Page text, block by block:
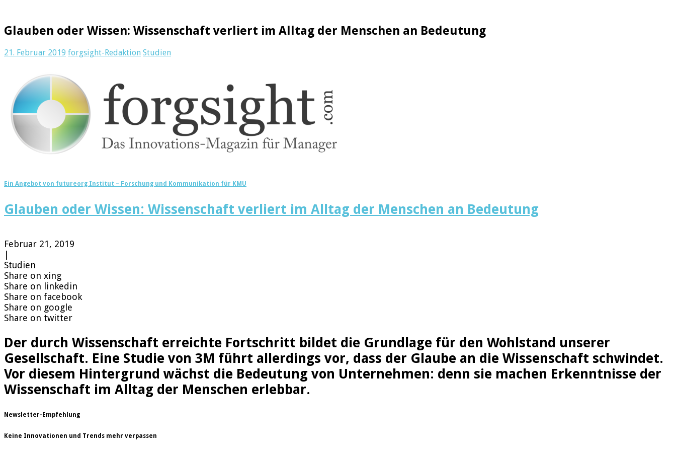
Glauben oder Wissen: Wissenschaft verliert im Alltag der Menschen an Bedeutung
21. Februar 2019 forgsight-Redaktion Studien
Ein Angebot von futureorg Institut – Forschung und Kommunikation für KMU
Glauben oder Wissen: Wissenschaft verliert im Alltag der Menschen an Bedeutung
Februar 21, 2019
Studien
Share on xing
Share on linkedin
Share on facebook
Share on google
Share on twitter
Der durch Wissenschaft erreichte Fortschritt bildet die Grundlage für den Wohlstand unserer
Gesellschaft. Eine Studie von 3M führt allerdings vor, dass der Glaube an die Wissenschaft schwindet.
Vor diesem Hintergrund wächst die Bedeutung von Unternehmen: denn sie machen Erkenntnisse der
Wissenschaft im Alltag der Menschen erlebbar.
Newsletter-Empfehlung
Keine Innovationen und Trends mehr verpassen